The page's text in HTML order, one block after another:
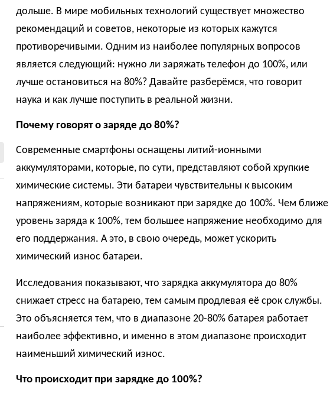
дольше. В мире мобильных технологий существует множество
рекомендаций и советов, некоторые из которых кажутся
противоречивыми. Одним из наиболее популярных вопросов
является следующий: нужно ли заряжать телефон до 100%, или
лучше остановиться на 80%? Давайте разберёмся, что говорит
наука и как лучше поступить в реальной жизни.
Почему говорят о заряде до 80%?
Современные смартфоны оснащены литий-ионными
аккумуляторами, которые, по сути, представляют собой хрупкие
химические системы. Эти батареи чувствительны к высоким
напряжениям, которые возникают при зарядке до 100%. Чем ближе
уровень заряда к 100%, тем большее напряжение необходимо для
его поддержания. А это, в свою очередь, может ускорить
химический износ батареи.
Исследования показывают, что зарядка аккумулятора до 80%
снижает стресс на батарею, тем самым продлевая её срок службы.
Это объясняется тем, что в диапазоне 20-80% батарея работает
наиболее эффективно, и именно в этом диапазоне происходит
наименьший химический износ.
Что происходит при зарядке до 100%?